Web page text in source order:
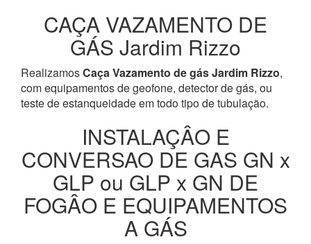
CAÇA VAZAMENTO DE
GÁS Jardim Rizzo
RealizamosCaça Vazamento de gás Jardim Rizzo,
com equipamentos de geofone, detector de gás, ou
teste de estanqueidade em todo tipo de tubulação.
INSTALAÇÂO E
CONVERSAO DE GAS GN x
GLP ou GLP x GN DE
FOGÂO E EQUIPAMENTOS
A GÁS